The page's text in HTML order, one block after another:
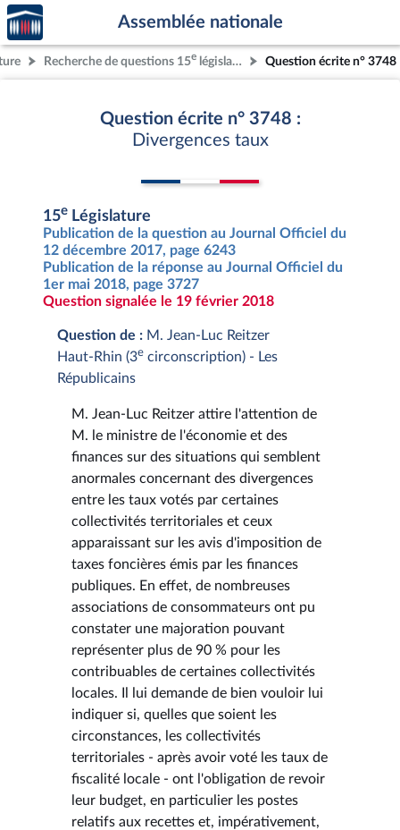
Aller au contenu
Aller en bas de la page
Accèder
à la
page
d'accueil
Assemblée nationale
Recherche de questions 15e législature Question écrite n° 3748
Question écrite n° 3748 :
Divergences taux
15e Législature
Publication de la question au Journal Officiel du
12 décembre 2017, page 6243
Publication de la réponse au Journal Officiel du
1er mai 2018, page 3727
Question signalée le 19 février 2018
Question de : M. Jean-Luc Reitzer
Haut-Rhin (3e circonscription) - Les
Républicains
M. Jean-Luc Reitzer attire l'attention de
M. le ministre de l'économie et des
finances sur des situations qui semblent
anormales concernant des divergences
entre les taux votés par certaines
collectivités territoriales et ceux
apparaissant sur les avis d'imposition de
taxes foncières émis par les finances
publiques. En effet, de nombreuses
associations de consommateurs ont pu
constater une majoration pouvant
représenter plus de 90 % pour les
contribuables de certaines collectivités
locales. Il lui demande de bien vouloir lui
indiquer si, quelles que soient les
circonstances, les collectivités
territoriales - après avoir voté les taux de
fiscalité locale - ont l'obligation de revoir
leur budget, en particulier les postes
relatifs aux recettes et, impérativement,